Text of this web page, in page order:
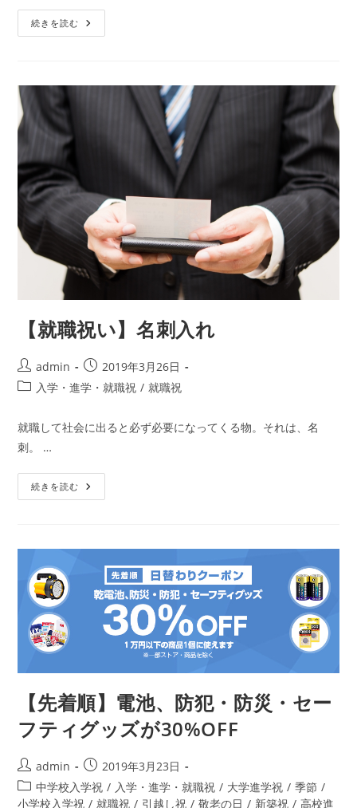
続きを読む 【先
着
ク
ト
ト
バ
ッ
グ
15%OFF
【就職祝い】名刺入れ
投
稿
admin
投
稿
日:
2019年3月26日
投
カ
テ
ゴ
リ
ー:
入学・進学・就職祝 / 就職祝
就職して社会に出ると必ず必要になってくる物。それは、名
刺。 …
続きを読む 【就
職
入
【先着順】電池、防犯・防災・セー
フティグッズが30%OFF
投
稿
者:
admin
投
稿
公
2019年3月23日
投
稿
中学校入学祝 / 入学・進学・就職祝 / 大学進学祝 / 季節 /
小学校入学祝 / 就職祝 / 引越し祝 / 敬老の日 / 新築祝 / 高校進